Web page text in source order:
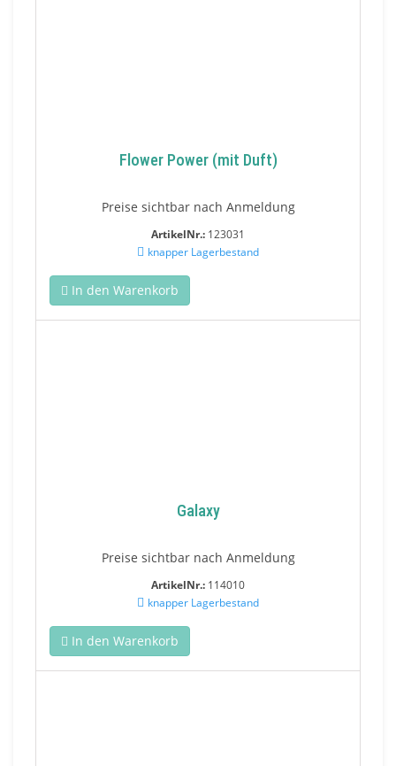
Flower Power (mit Duft)
Preise sichtbar nach Anmeldung
ArtikelNr.: 123031
knapper Lagerbestand
In den Warenkorb
Galaxy
Preise sichtbar nach Anmeldung
ArtikelNr.: 114010
knapper Lagerbestand
In den Warenkorb